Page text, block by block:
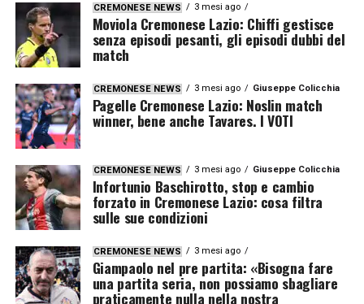
CREMONESE NEWS 3 mesi ago
Moviola Cremonese Lazio: Chiffi gestisce
senza episodi pesanti, gli episodi dubbi del
match
CREMONESE NEWS 3 mesi ago Giuseppe Colicchia
Pagelle Cremonese Lazio: Noslin match
winner, bene anche Tavares. I VOTI
CREMONESE NEWS 3 mesi ago Giuseppe Colicchia
Infortunio Baschirotto, stop e cambio
forzato in Cremonese Lazio: cosa filtra
sulle sue condizioni
CREMONESE NEWS 3 mesi ago
Giampaolo nel pre partita: «Bisogna fare
una partita seria, non possiamo sbagliare
praticamente nulla nella nostra